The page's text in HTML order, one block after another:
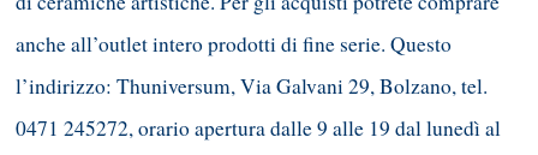
anche all’outlet intero prodotti di fine serie. Questo
l’indirizzo: Thuniversum, Via Galvani 29, Bolzano, tel.
0471 245272, orario apertura dalle 9 alle 19 dal lunedì al